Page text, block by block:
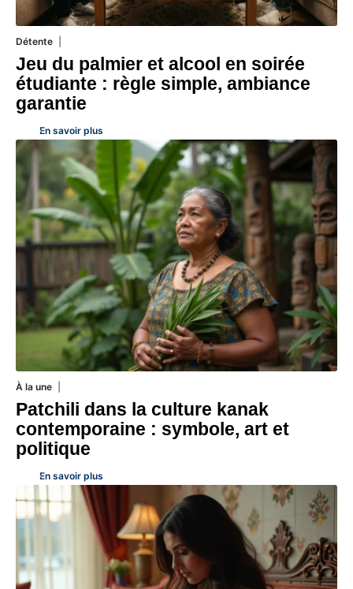
Détente
Jeu du palmier et alcool en soirée
étudiante : règle simple, ambiance
garantie
En savoir plus
À la une
Patchili dans la culture kanak
contemporaine : symbole, art et
politique
En savoir plus